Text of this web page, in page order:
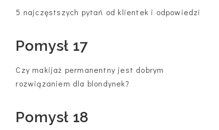
5 najczęstszych pytań od klientek i odpowiedzi
Pomysł 17
Czy makijaż permanentny jest dobrym
rozwiązaniem dla blondynek?
Pomysł 18